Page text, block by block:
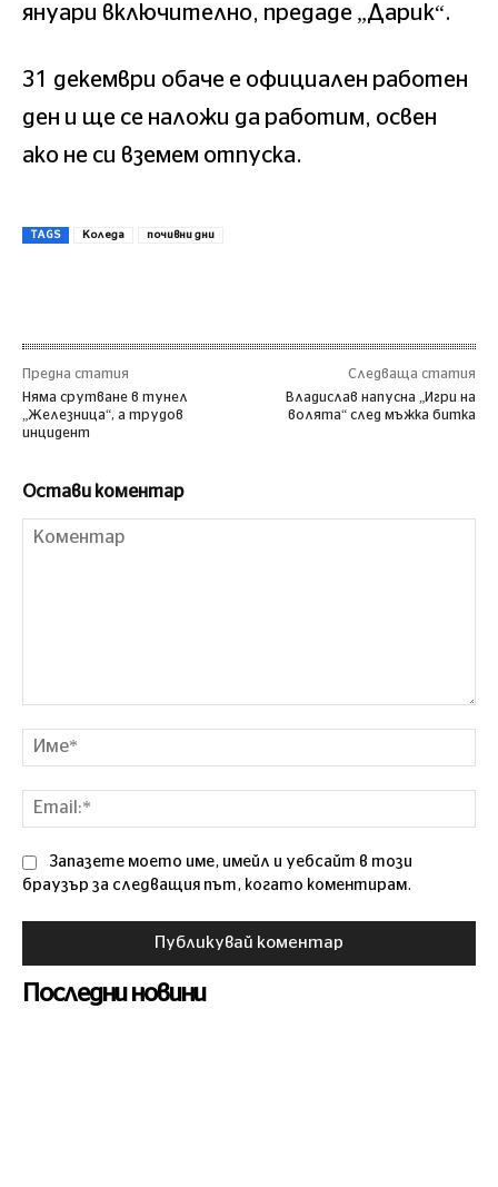
януари включително, предаде „Дарик“.
31 декември обаче е официален работен
ден и ще се наложи да работим, освен
ако не си вземем отпуска.
TAGS Коледа почивни дни
Предна статия
Няма срутване в тунел
„Железница“, а трудов
инцидент
Следваща статия
Владислав напусна „Игри на
волята“ след мъжка битка
Остави коментар
Запазете моето име, имейл и уебсайт в този
браузър за следващия път, когато коментирам.
Последни новини